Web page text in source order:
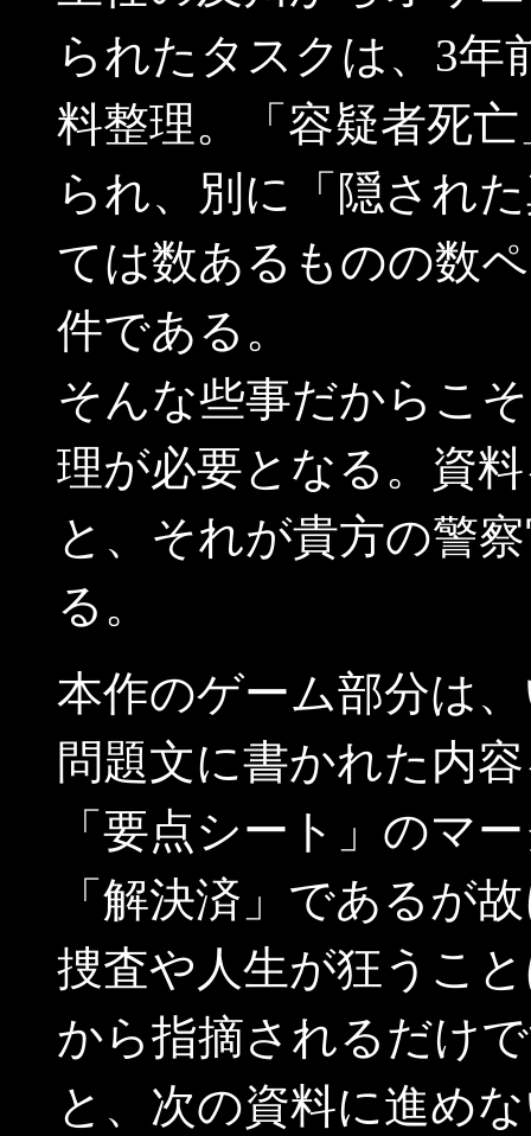
られたタスクは、3年
料整理。「容疑者死
られ、別に「隠され
ては数あるものの数
件である。
そんな些事だからこ
理が必要となる。資
と、それが貴方の警
る。
本作のゲーム部分は
問題文に書かれた内
「要点シート」のマ
「解決済」であるが
捜査や人生が狂うこ
から指摘されるだけ
と、次の資料に進め